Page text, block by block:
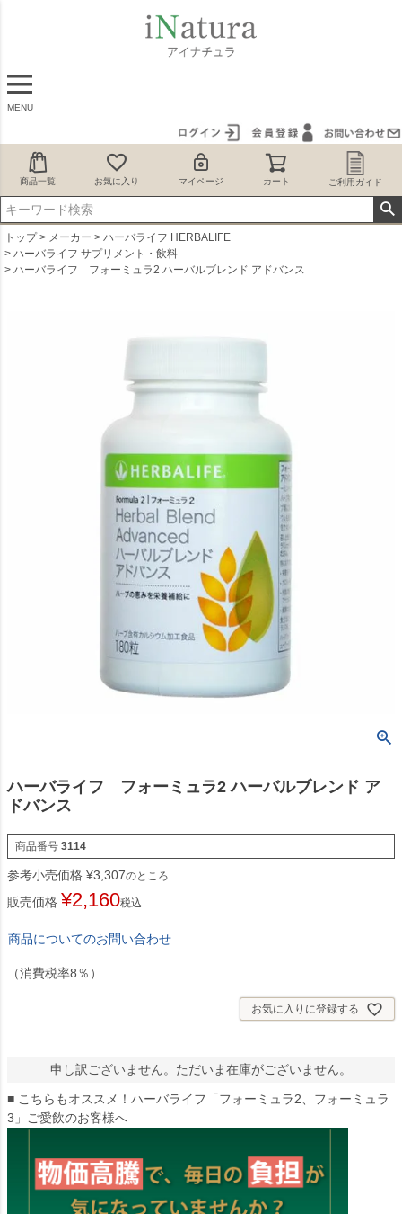
MENU
商品一覧 お気に入り マイページ カート ご利用ガイド
トップ メーカー
ハーバライフ HERBALIFE
ハーバライフ サプリメント・飲料
ハーバライフ フォーミュラ2 ハーバルブレンド アドバンス
ハーバライフ フォーミュラ2 ハーバルブレンド ア
ドバンス
商品番号 3114
参考小売価格 ¥3,307のところ
販売価格 ¥2,160税込
商品についてのお問い合わせ
（消費税率8％）
お気に入りに登録する
申し訳ございません。ただいま在庫がございません。
■ こちらもオススメ！ハーバライフ「フォーミュラ2、フォーミュラ
3」ご愛飲のお客様へ